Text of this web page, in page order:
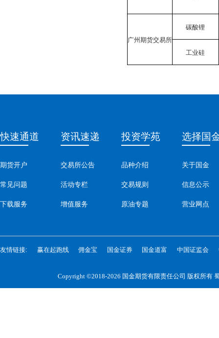
广州期货交易所
碳酸锂
工业硅
快速通道
期货开户
常见问题
下载服务
资讯速递
交易所公告
活动专栏
增值服务
投资学苑
品种介绍
交易规则
原油专题
选择国
关于国金
信息公示
营业网点
友情链接: 赢在起跑线 佣金宝 国金证券 国金道富 中国证监会
Copyright ©2018-2026 国金期货有限责任公司 版权所有